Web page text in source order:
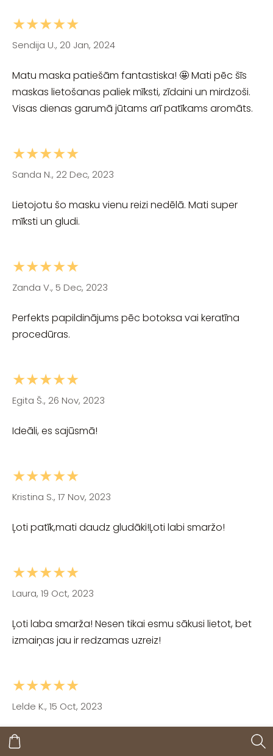
★★★★★
Sendija U., 20 Jan, 2024
Matu maska patiešām fantastiska! 🤩 Mati pēc šīs
maskas lietošanas paliek mīksti, zīdaini un mirdzoši.
Visas dienas garumā jūtams arī patīkams aromāts.
★★★★★
Sanda N., 22 Dec, 2023
Lietojotu šo masku vienu reizi nedēlā. Mati super
mīksti un gludi.
★★★★★
Zanda V., 5 Dec, 2023
Perfekts papildinājums pēc botoksa vai keratīna
procedūras.
★★★★★
Egita Š., 26 Nov, 2023
Ideāli, es sajūsmā!
★★★★★
Kristina S., 17 Nov, 2023
Ļoti patīk,mati daudz gludāki!Ļoti labi smaržo!
★★★★★
Laura, 19 Oct, 2023
Ļoti laba smarža! Nesen tikai esmu sākusi lietot, bet
izmaiņas jau ir redzamas uzreiz!
★★★★★
Lelde K., 15 Oct, 2023
Paldies,mani mati tik zīdaini nav bijuši,esmu sajūsmā